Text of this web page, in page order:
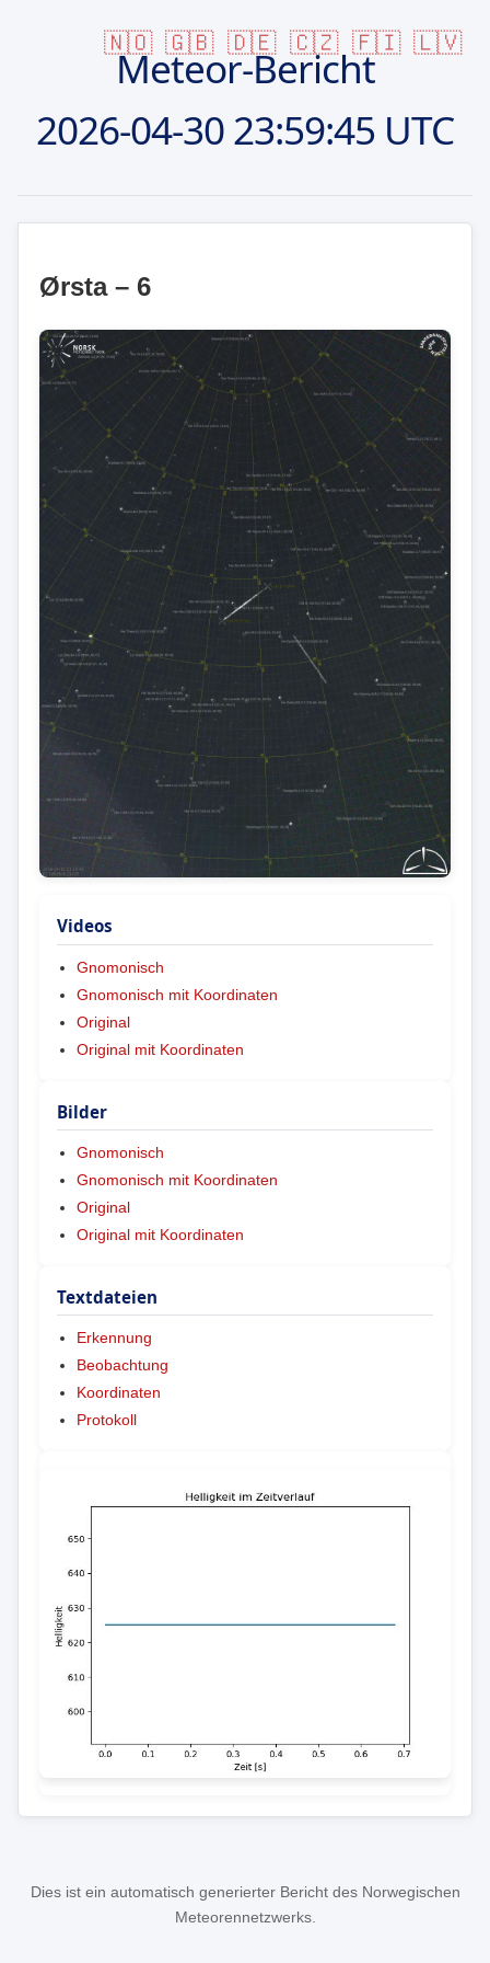
🇳🇴 🇬🇧 🇩🇪 🇨🇿 🇫🇮 🇱🇻
Meteor-Bericht
2026-04-3023:59:45 UTC
Ørsta – 6
Videos
Gnomonisch
Gnomonisch mit Koordinaten
Original
Original mit Koordinaten
Bilder
Gnomonisch
Gnomonisch mit Koordinaten
Original
Original mit Koordinaten
Textdateien
Erkennung
Beobachtung
Koordinaten
Protokoll
Dies ist ein automatisch generierter Bericht des Norwegischen
Meteorennetzwerks.